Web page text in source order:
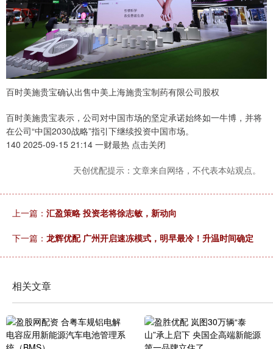
百时美施贵宝确认出售中美上海施贵宝制药有限公司股权
百时美施贵宝表示，公司对中国市场的坚定承诺始终如一牛博，并将
在公司“中国2030战略”指引下继续投资中国市场。
140 2025-09-15 21:14 一财最热 点击关闭
天创优配提示：文章来自网络，不代表本站观点。
上一篇： 汇盈策略 投资老将徐志敏，新动向
下一篇： 龙辉优配 广州开启速冻模式，明早最冷！升温时间确定
相关文章